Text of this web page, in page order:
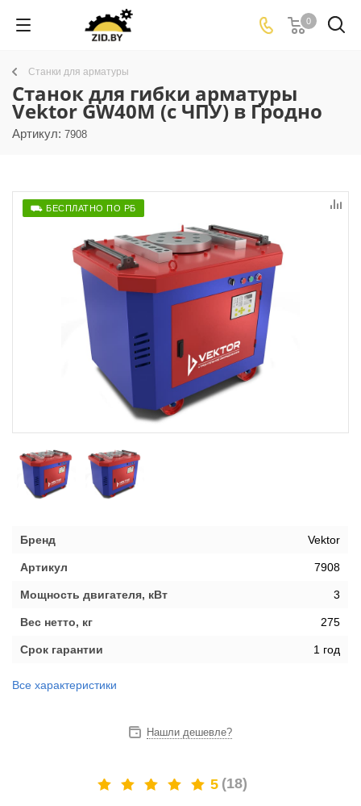
0
Станки для арматуры
Станок для гибки арматуры
Vektor GW40M (с ЧПУ) в Гродно
Артикул: 7908
⛟ БЕСПЛАТНО ПО РБ
Нашли дешевле?
5 (18)
Бренд Vektor
Артикул 7908
Мощность двигателя, кВт 3
Вес нетто, кг 275
Срок гарантии 1 год
Все характеристики